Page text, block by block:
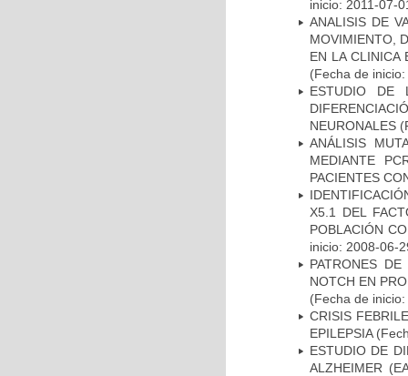
inicio: 2011-07-
ANALISIS DE
MOVIMIENTO,
EN LA CLINICA
(Fecha de
ESTUDIO DE
NEURONALES
ANÁLISIS
MEDIANTE
PACIENTES
X5.1 DEL
POBLACIÓN
inicio: 2008-06-
PATRONES
NOTCH EN
(Fecha de
CRISIS
EPILEPSIA
ESTUDIO DE
ALZHEIMER